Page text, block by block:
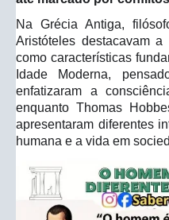
Na Grécia Antiga,
Aristóteles destacavam
como características
Idade Moderna,
enfatizaram a
enquanto Thomas
apresentaram diferentes
humana e a vida em